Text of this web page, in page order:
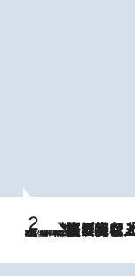
2026.8.5
【なぜ吉沢亮は「気配を消せる」のか？】興行収入208億の『国宝』を経て挑むミュージカル『ディア・エヴァン・ハンセン』。トップ俳優が舞台上でさらけ出した“孤独”とは